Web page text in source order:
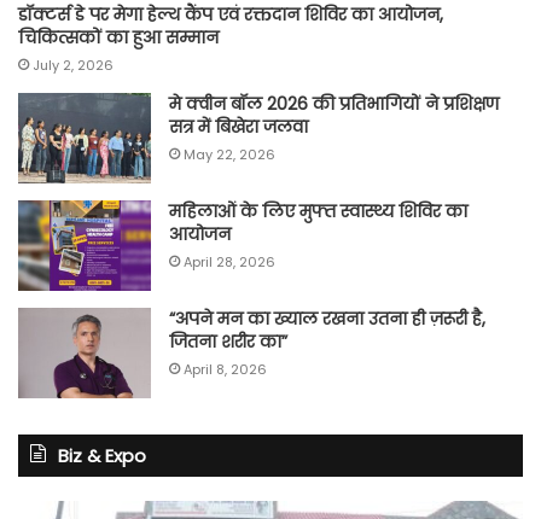
डॉक्टर्स डे पर मेगा हेल्थ कैंप एवं रक्तदान शिविर का आयोजन,
चिकित्सकों का हुआ सम्मान
July 2, 2026
मे क्वीन बॉल 2026 की प्रतिभागियों ने प्रशिक्षण
सत्र में बिखेरा जलवा
May 22, 2026
महिलाओं के लिए मुफ्त स्वास्थ्य शिविर का
आयोजन
April 28, 2026
“अपने मन का ख्याल रखना उतना ही ज़रूरी है,
जितना शरीर का”
April 8, 2026
Biz & Expo